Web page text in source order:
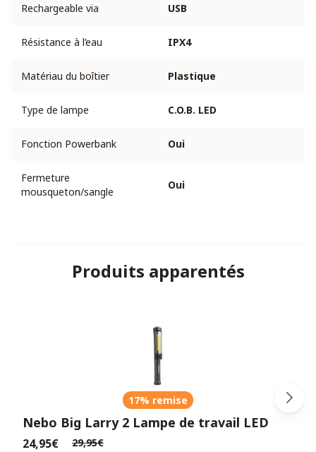
Rechargeable via USB
Résistance à l’eau IPX4
Matériau du boîtier Plastique
Type de lampe C.O.B. LED
Fonction Powerbank Oui
Fermeture
mousqueton/sangle
Oui
Produits apparentés
17% remise
Nebo Big Larry 2 Lampe de travail LED
24,95€ 29,95€